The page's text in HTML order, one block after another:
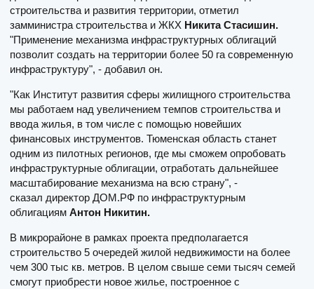
строительства и развития территории, отметил
замминистра строительства и ЖКХ Никита Стасишин.
"Применение механизма инфраструктурных облигаций
позволит создать на территории более 50 га современную
инфраструктуру", - добавил он.
"Как Институт развития сферы жилищного строительства
мы работаем над увеличением темпов строительства и
ввода жилья, в том числе с помощью новейших
финансовых инструментов. Тюменская область станет
одним из пилотных регионов, где мы сможем опробовать
инфраструктурные облигации, отработать дальнейшее
масштабирование механизма на всю страну", -
сказал директор ДОМ.РФ по инфраструктурным
облигациям Антон Никитин.
В микрорайоне в рамках проекта предполагается
строительство 5 очередей жилой недвижимости на более
чем 300 тыс кв. метров. В целом свыше семи тысяч семей
смогут приобрести новое жилье, построенное с